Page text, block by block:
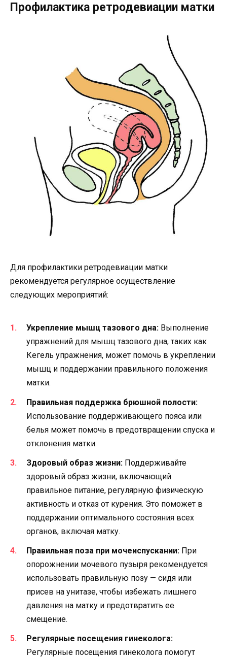
Профилактика ретродевиации матки
Для профилактики ретродевиации матки
рекомендуется регулярное осуществление
следующих мероприятий:
Укрепление мышц тазового дна: Выполнение
упражнений для мышц тазового дна, таких как
Кегель упражнения, может помочь в укреплении
мышц и поддержании правильного положения
матки.
Правильная поддержка брюшной полости:
Использование поддерживающего пояса или
белья может помочь в предотвращении спуска и
отклонения матки.
Здоровый образ жизни: Поддерживайте
здоровый образ жизни, включающий
правильное питание, регулярную физическую
активность и отказ от курения. Это поможет в
поддержании оптимального состояния всех
органов, включая матку.
Правильная поза при мочеиспускании: При
опорожнении мочевого пузыря рекомендуется
использовать правильную позу — сидя или
присев на унитазе, чтобы избежать лишнего
давления на матку и предотвратить ее
смещение.
Регулярные посещения гинеколога:
Регулярные посещения гинеколога помогут